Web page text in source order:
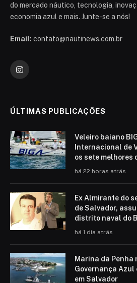
do mercado náutico, tecnologia,
economia azul e mais. Junte-se a nós!
Email: contato@nautinews.com.br
Instagram
ÚLTIMAS PUBLICAÇÕES
Veleiro baiano
Internacional de
os sete melhores
há 22 horas atrás
Ex Almirante do
de Salvador,
distrito naval do
há 1 dia atrás
Marina da Penha
Governança Azul
em Salvador